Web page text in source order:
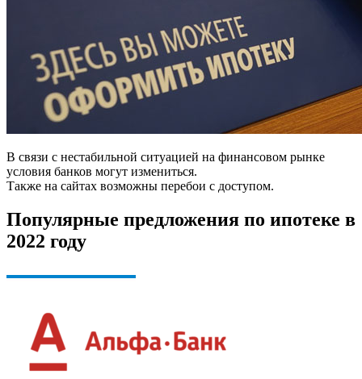
В связи с нестабильной ситуацией на финансовом рынке
условия банков могут измениться.
Также на сайтах возможны перебои с доступом.
Популярные предложения по ипотеке в
2022 году